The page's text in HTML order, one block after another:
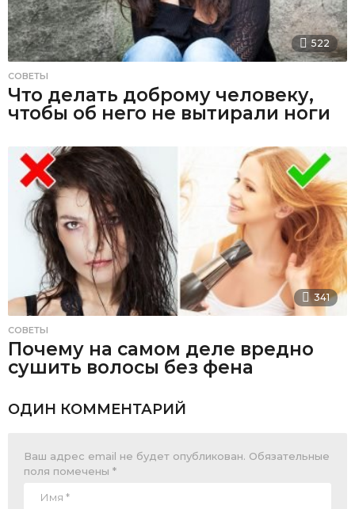
522
СОВЕТЫ
Что делать доброму человеку,
чтобы об него не вытирали ноги
341
СОВЕТЫ
Почему на самом деле вредно
сушить волосы без фена
ОДИН КОММЕНТАРИЙ
Ваш адрес email не будет опубликован. Обязательные
поля помечены *